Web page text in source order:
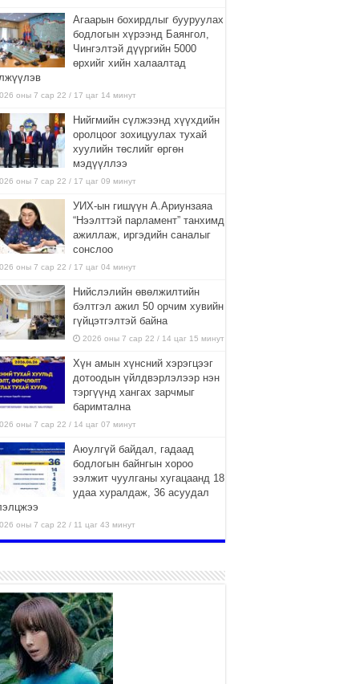
Агаарын бохирдлыг бууруулах
бодлогын хүрээнд Баянгол,
Чингэлтэй дүүргийн 5000
өрхийг хийн халаалтад
оны 7 сар 22 / 17 цаг 14 минут
Нийгмийн сүлжээнд хүүхдийн
оролцоог зохицуулах тухай
хуулийн төслийг өргөн
мэдүүллээ
оны 7 сар 22 / 17 цаг 09 минут
УИХ-ын гишүүн А.Ариунзаяа
“Нээлттэй парламент” танхимд
ажиллаж, иргэдийн саналыг
сонслоо
оны 7 сар 22 / 17 цаг 04 минут
Нийслэлийн өвөлжилтийн
бэлтгэл ажил 50 орчим хувийн
гүйцэтгэлтэй байна
2026 оны 7 сар 22 / 14 цаг 15 минут
Хүн амын хүнсний хэрэгцээг
дотоодын үйлдвэрлэлээр нэн
тэргүүнд хангах зарчмыг
баримтална
оны 7 сар 22 / 14 цаг 07 минут
Аюулгүй байдал, гадаад
бодлогын байнгын хороо
ээлжит чуулганы хугацаанд 18
удаа хуралдаж, 36 асуудал
оны 7 сар 22 / 11 цаг 43 минут
боломжтой-Хүүхэд хөгжүүлэх
төв” байгуулах төсөлд төр,
хэвшлийн түншлэлийн хүрээнд хамтран
урьж байна
оны 7 сар 22 / 9 цаг 28 минут
Б.Пүрэвдагва: “Урт цагаан”-ыг
залуучууд чөлөөт цагаа